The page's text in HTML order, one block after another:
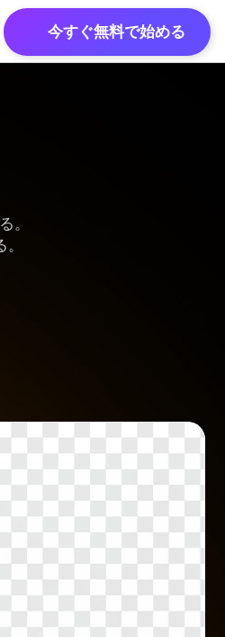
今すぐ無料で始める
。